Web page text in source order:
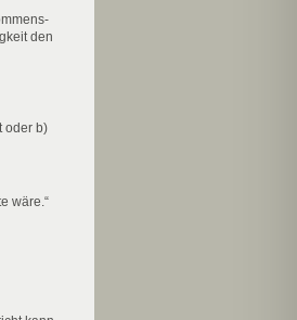
den
oder b)
wäre.“